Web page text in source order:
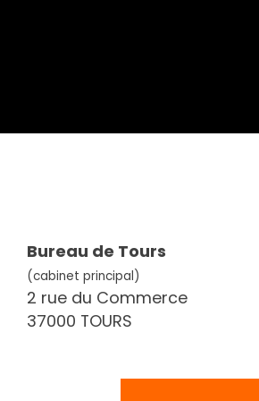
Bureau de Tours
(cabinet principal)
2 rue du Commerce
37000 TOURS